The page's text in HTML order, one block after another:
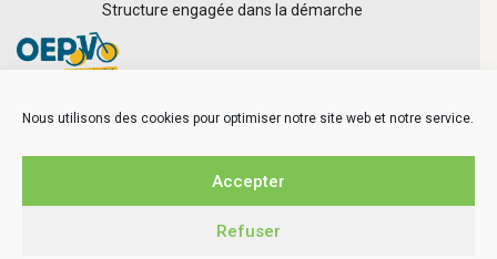
Nous utilisons des cookies pour optimiser notre site web et notre service.
Accepter
Refuser
Structure engagée dans la démarche